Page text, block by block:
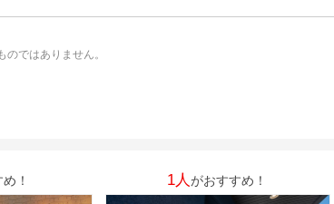
ではありません。
！ 1人がおすすめ！